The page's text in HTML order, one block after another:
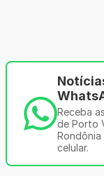
Receba
de Porto
Rondônia
celular.